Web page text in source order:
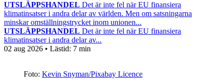
UTSLÄPPSHANDEL Det är inte fel när EU finansiera
klimatinsatser i andra delar av världen. Men om satsningarna
minskar omställningstrycket inom unionen...
UTSLÄPPSHANDEL Det är inte fel när EU finansiera
klimatinsatser i andra delar av...
02 aug 2026 • Lästid: 7 min
Foto: Kevin Snyman/Pixabay Licence